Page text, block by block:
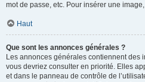
mot de passe, etc. Pour insérer une
Haut
Que sont les annonces générales ?
Les annonces générales contiennent des
vous devriez consulter en priorité. Elles
et dans le panneau de contrôle de